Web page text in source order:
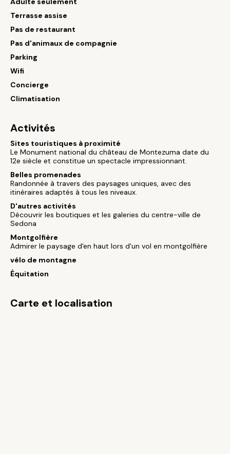
Terrasse assise
Pas de restaurant
Pas d'animaux de compagnie
Parking
Wifi
Concierge
Climatisation
Activités
Sites touristiques à proximité
Le Monument national du château de Montezuma date du
12e siècle et constitue un spectacle impressionnant.
Belles promenades
Randonnée à travers des paysages uniques, avec des
itinéraires adaptés à tous les niveaux.
D'autres activités
Découvrir les boutiques et les galeries du centre-ville de
Sedona
Montgolfière
Admirer le paysage d'en haut lors d'un vol en montgolfière
vélo de montagne
Équitation
Carte et localisation